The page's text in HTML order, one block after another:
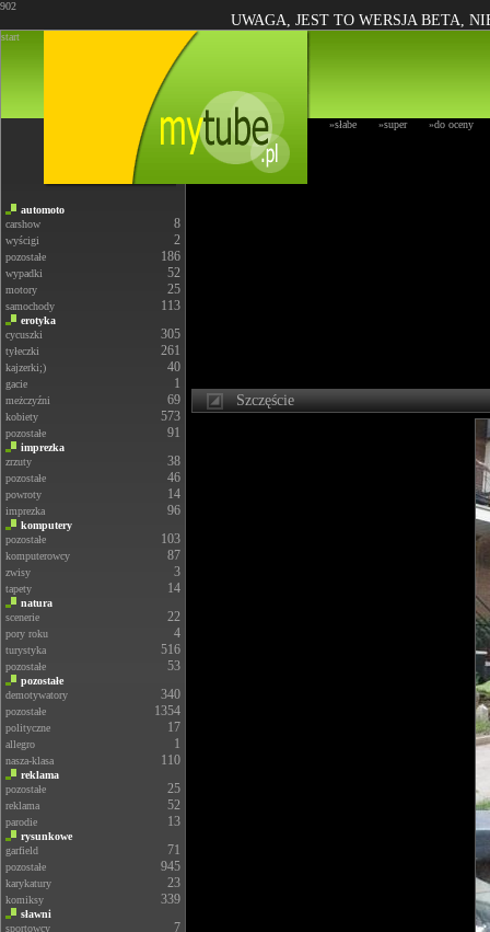
902
UWAGA, JEST TO WERSJA BETA,
start
»słabe »super »do oceny
automoto
carshow
8
wyścigi 2
pozostałe 186
wypadki 52
motory 25
samochody 113
erotyka
cycuszki
305
tyłeczki 261
kajzerki;) 40
gacie 1
meżczyźni 69
kobiety 573
pozostałe 91
imprezka
zrzuty
38
pozostałe 46
powroty 14
imprezka 96
komputery
pozostałe
103
komputerowcy 87
zwisy 3
tapety 14
natura
scenerie
22
pory roku 4
turystyka 516
pozostałe 53
pozostałe
demotywatory
340
pozostałe 1354
polityczne 17
allegro 1
nasza-klasa 110
reklama
pozostałe
25
reklama 52
parodie 13
rysunkowe
garfield
71
pozostałe 945
karykatury 23
komiksy 339
sławni
sportowcy
7
Szczęście